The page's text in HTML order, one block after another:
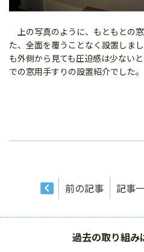
上の写真のように、もともとの
た、全面を覆うことなく設置しま
も外側から見ても圧迫感は少ない
での窓用手すりの設置紹介でした。
前の記事 記事
過去の取り組み